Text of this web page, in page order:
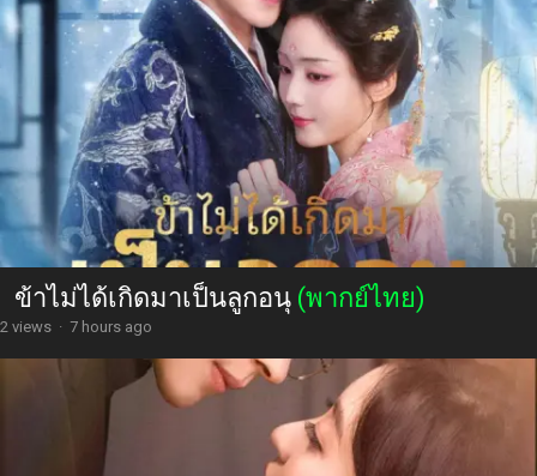
ข้าไม่ได้เกิดมาเป็นลูกอนุ (พากย์ไทย)
2 views · 7 hours ago